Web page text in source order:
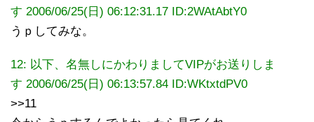
す 2006/06/25(日) 06:12:31.17 ID:2WAtAbtY0
うｐしてみな。
12: 以下、名無しにかわりましてVIPがお送りしま
す 2006/06/25(日) 06:13:57.84 ID:WKtxtdPV0
>>11